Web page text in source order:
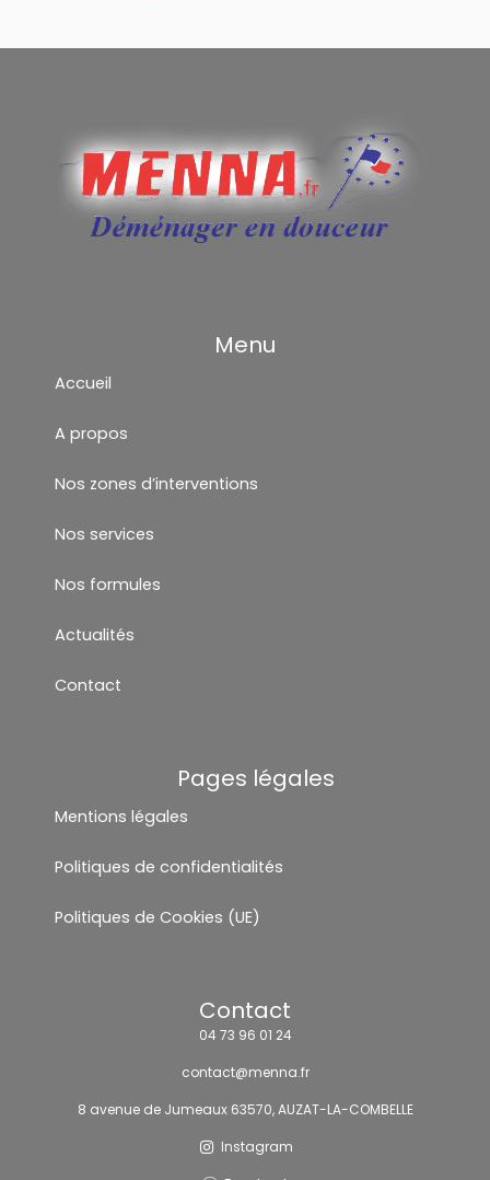
Menu
Accueil
A propos
Nos zones d’interventions
Nos services
Nos formules
Actualités
Contact
Pages légales
Mentions légales
Politiques de confidentialités
Politiques de Cookies (UE)
Contact
04 73 96 01 24
contact@menna.fr
8 avenue de Jumeaux 63570, AUZAT-LA-COMBELLE
Instagram